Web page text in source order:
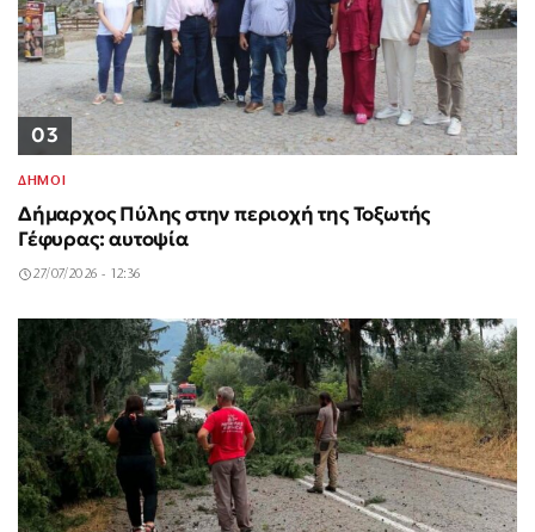
03
ΔΗΜΟΙ
Δήμαρχος Πύλης στην περιοχή της Τοξωτής
Γέφυρας: αυτοψία
27/07/2026 - 12:36